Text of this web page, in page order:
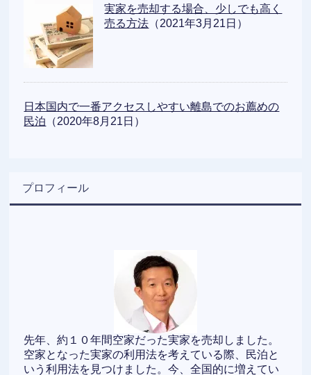
実家を売却する場合、少しでも高く
売る方法 （2021年3月21日）
日本国内で一番アクセスしやすい離島でのお薦めの
民泊 （2020年8月21日）
プロフィール
先年、約１０年間空家だった実家を売却しました。
空家となった実家の利用法を考えている際、民泊と
いう利用法を見つけました。今、全国的に増えてい